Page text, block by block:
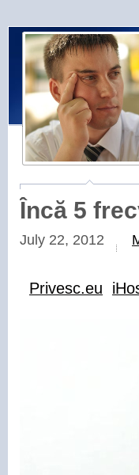
Încă 5
July 22, 2012
Privesc.eu